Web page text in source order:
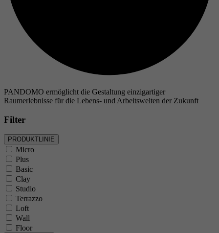
PANDOMO ermöglicht die Gestaltung einzigartiger
Raumerlebnisse für die Lebens- und Arbeitswelten der Zukunft
Filter
PRODUKTLINIE
Micro
Plus
Basic
Clay
Studio
Terrazzo
Loft
Wall
Floor